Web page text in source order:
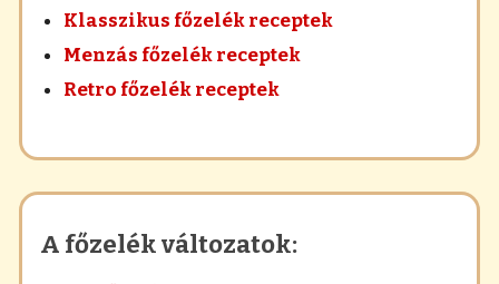
Klasszikus főzelék receptek
Menzás főzelék receptek
Retro főzelék receptek
A főzelék változatok: